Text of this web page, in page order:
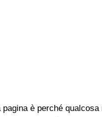
è perché